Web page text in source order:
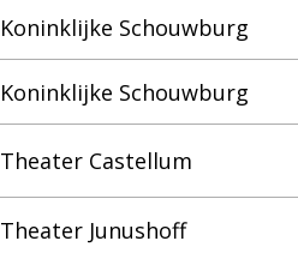
Koninklijke Schouwburg
Koninklijke Schouwburg
Theater Castellum
Theater Junushoff